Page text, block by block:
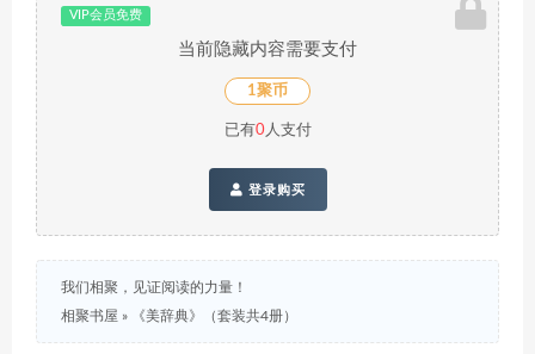
VIP会员免费
当前隐藏内容需要支付
1聚币
已有0人支付
登录购买
我们相聚，见证阅读的力量！
相聚书屋 » 《美辞典》（套装共4册）